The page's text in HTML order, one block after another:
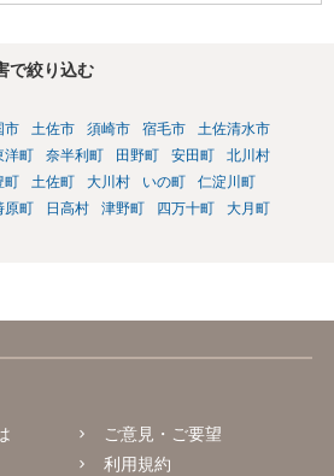
また、既存の楽曲と偶然類似する可能性
作過程と、利用時点のSuno及び配信サー
ることになります。
で絞り込む
市 土佐市 須崎市 宿毛市
土佐清水市
洋町 奈半利町 田野町 安田町
北川村
町 土佐町 大川村 いの町
仁淀川町
原町 日高村 津野町 四万十町
大月町
ご意見・ご要望
利用規約